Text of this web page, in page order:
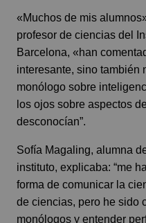
«Muchos de mis
profesor de ciencias del
Barcelona, «han
interesante, sino también
monólogo sobre
los ojos sobre aspectos
desconocían”.
Sofía Magaling, alumna
instituto, explicaba: “me
forma de comunicar la
de ciencias, pero he sido
monólogos y entender